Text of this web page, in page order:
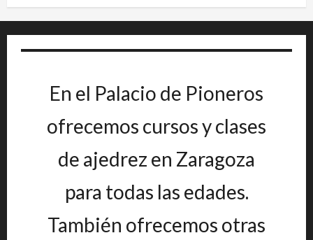
En el Palacio de Pioneros
ofrecemos cursos y clases
de ajedrez en Zaragoza
para todas las edades.
También ofrecemos otras